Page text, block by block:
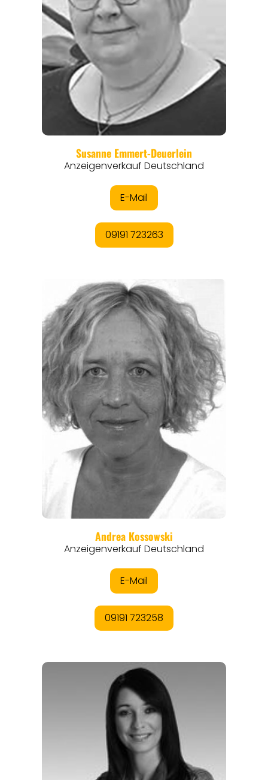
REGIONEN
EVENTS
REISEFÜHRER
REISEMAGAZINE
ANGEBOTE